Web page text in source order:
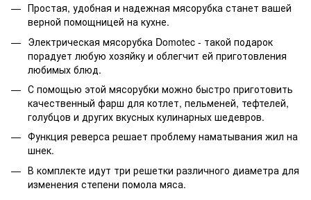
Простая, удобная и надежная мясорубка станет вашей
верной помощницей на кухне.
Электрическая мясорубка Domotec - такой подарок
порадует любую хозяйку и облегчит ей приготовления
любимых блюд.
С помощью этой мясорубки можно быстро приготовить
качественный фарш для котлет, пельменей, тефтелей,
голубцов и других вкусных кулинарных шедевров.
Функция реверса решает проблему наматывания жил на
шнек.
В комплекте идут три решетки различного диаметра для
изменения степени помола мяса.